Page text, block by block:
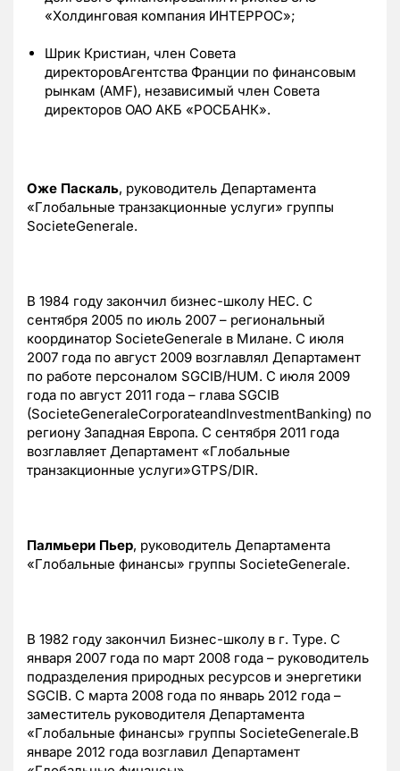
«Холдинговая компания ИНТЕРРОС»;
Шрик Кристиан, член Совета
директоровАгентства Франции по финансовым
рынкам (AMF), независимый член Совета
директоров ОАО АКБ «РОСБАНК».
Оже Паскаль, руководитель Департамента
«Глобальные транзакционные услуги» группы
SocieteGenerale.
В 1984 году закончил бизнес-школу HEC. С
сентября 2005 по июль 2007 – региональный
координатор SocieteGenerale в Милане. С июля
2007 года по август 2009 возглавлял Департамент
по работе персоналом SGCIB/HUM. С июля 2009
года по август 2011 года – глава SGCIB
(SocieteGeneraleCorporateandInvestmentBanking) по
региону Западная Европа. С сентября 2011 года
возглавляет Департамент «Глобальные
транзакционные услуги»GTPS/DIR.
Палмьери Пьер, руководитель Департамента
«Глобальные финансы» группы SocieteGenerale.
В 1982 году закончил Бизнес-школу в г. Туре. С
января 2007 года по март 2008 года – руководитель
подразделения природных ресурсов и энергетики
SGCIB. С марта 2008 года по январь 2012 года –
заместитель руководителя Департамента
«Глобальные финансы» группы SocieteGenerale.В
январе 2012 года возглавил Департамент